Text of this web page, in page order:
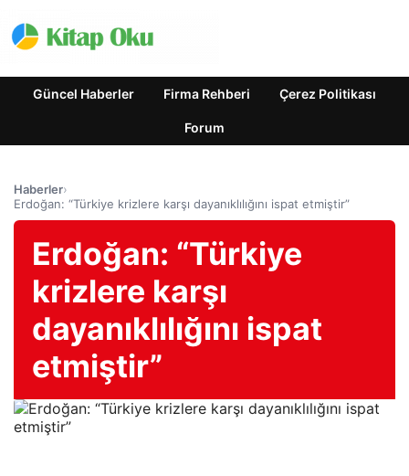
Güncel Haberler Firma Rehberi Çerez Politikası
Forum
Haberler›
Erdoğan: “Türkiye krizlere karşı dayanıklılığını ispat etmiştir”
Erdoğan: “Türkiye
krizlere karşı
dayanıklılığını ispat
etmiştir”